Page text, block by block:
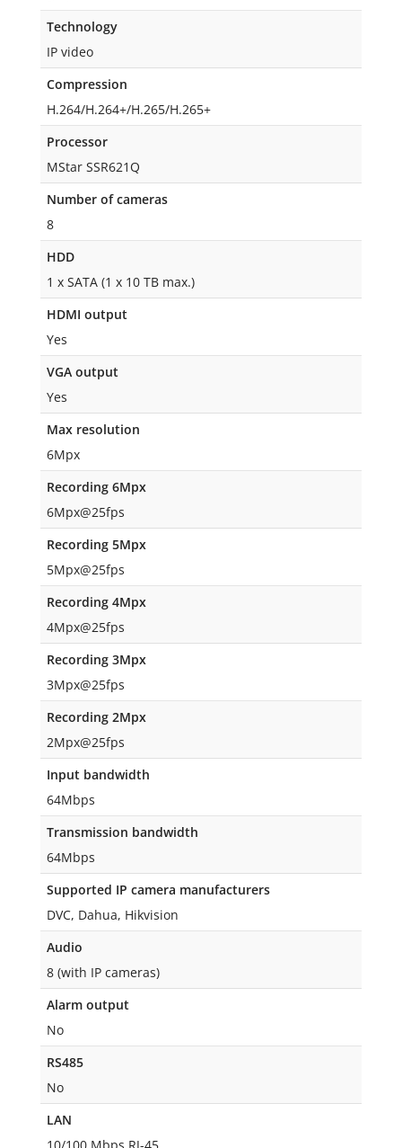
Technology
IP video
Compression
H.264/H.264+/H.265/H.265+
Processor
MStar SSR621Q
Number of cameras
8
HDD
1 x SATA (1 x 10 TB max.)
HDMI output
Yes
VGA output
Yes
Max resolution
6Mpx
Recording 6Mpx
6Mpx@25fps
Recording 5Mpx
5Mpx@25fps
Recording 4Mpx
4Mpx@25fps
Recording 3Mpx
3Mpx@25fps
Recording 2Mpx
2Mpx@25fps
Input bandwidth
64Mbps
Transmission bandwidth
64Mbps
Supported IP camera manufacturers
DVC, Dahua, Hikvision
Audio
8 (with IP cameras)
Alarm output
No
RS485
No
LAN